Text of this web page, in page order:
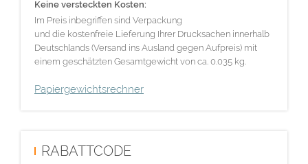
Keine versteckten Kosten:
Im Preis inbegriffen sind Verpackung
und die kostenfreie Lieferung Ihrer Drucksachen innerhalb
Deutschlands (Versand ins Ausland gegen Aufpreis) mit
einem geschätzten Gesamtgewicht von ca. 0.035 kg.
Papiergewichtsrechner
RABATTCODE